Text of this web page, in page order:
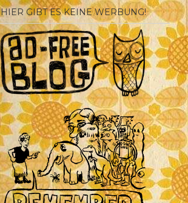
HIER GIBT ES KEINE WERBUNG!